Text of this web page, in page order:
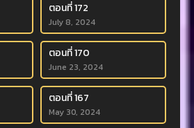
ตอนที่ 172
July 8, 2024
ตอนที่ 170
June 23, 2024
ตอนที่ 167
May 30, 2024